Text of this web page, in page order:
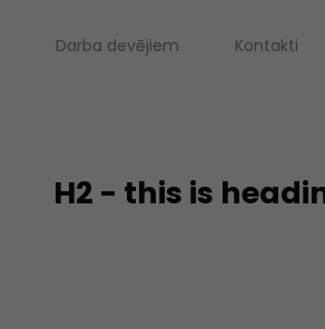
Darba devējiem Kontakti
H2 - this is